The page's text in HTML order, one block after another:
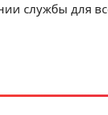
службы для